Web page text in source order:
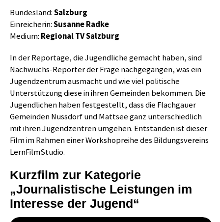
Bundesland:Salzburg
Einreicherin:Susanne Radke
Medium: Regional TV Salzburg
In der Reportage, die Jugendliche gemacht haben, sind
Nachwuchs-Reporter der Frage nachgegangen, was ein
Jugendzentrum ausmacht und wie viel politische
Unterstützung diese in ihren Gemeinden bekommen. Die
Jugendlichen haben festgestellt, dass die Flachgauer
Gemeinden Nussdorf und Mattsee ganz unterschiedlich
mit ihren Jugendzentren umgehen. Entstanden ist dieser
Film im Rahmen einer Workshopreihe des Bildungsvereins
LernFilmStudio.
Kurzfilm zur Kategorie
„Journalistische Leistungen im
Interesse der Jugend“